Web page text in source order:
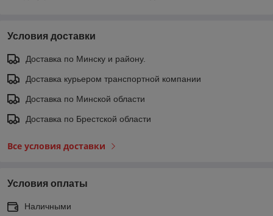
Условия доставки
Доставка по Минску и району.
Доставка курьером транспортной компании
Доставка по Минской области
Доставка по Брестской области
Все условия доставки
Условия оплаты
Наличными